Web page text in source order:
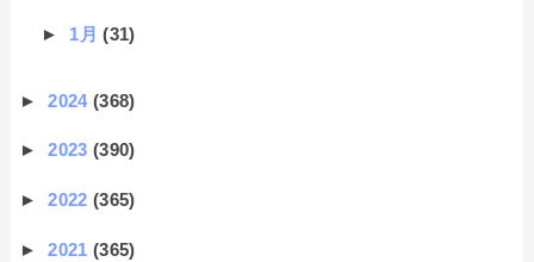
► 1月(31)
►2024(368)
►2023(390)
►2022(365)
►2021(365)